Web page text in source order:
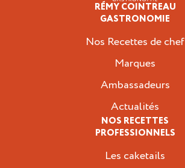
RÉMY COINTREAU
GASTRONOMIE
Nos Recettes de chef
Marques
Ambassadeurs
Actualités
NOS RECETTES
PROFESSIONNELS
Les caketails